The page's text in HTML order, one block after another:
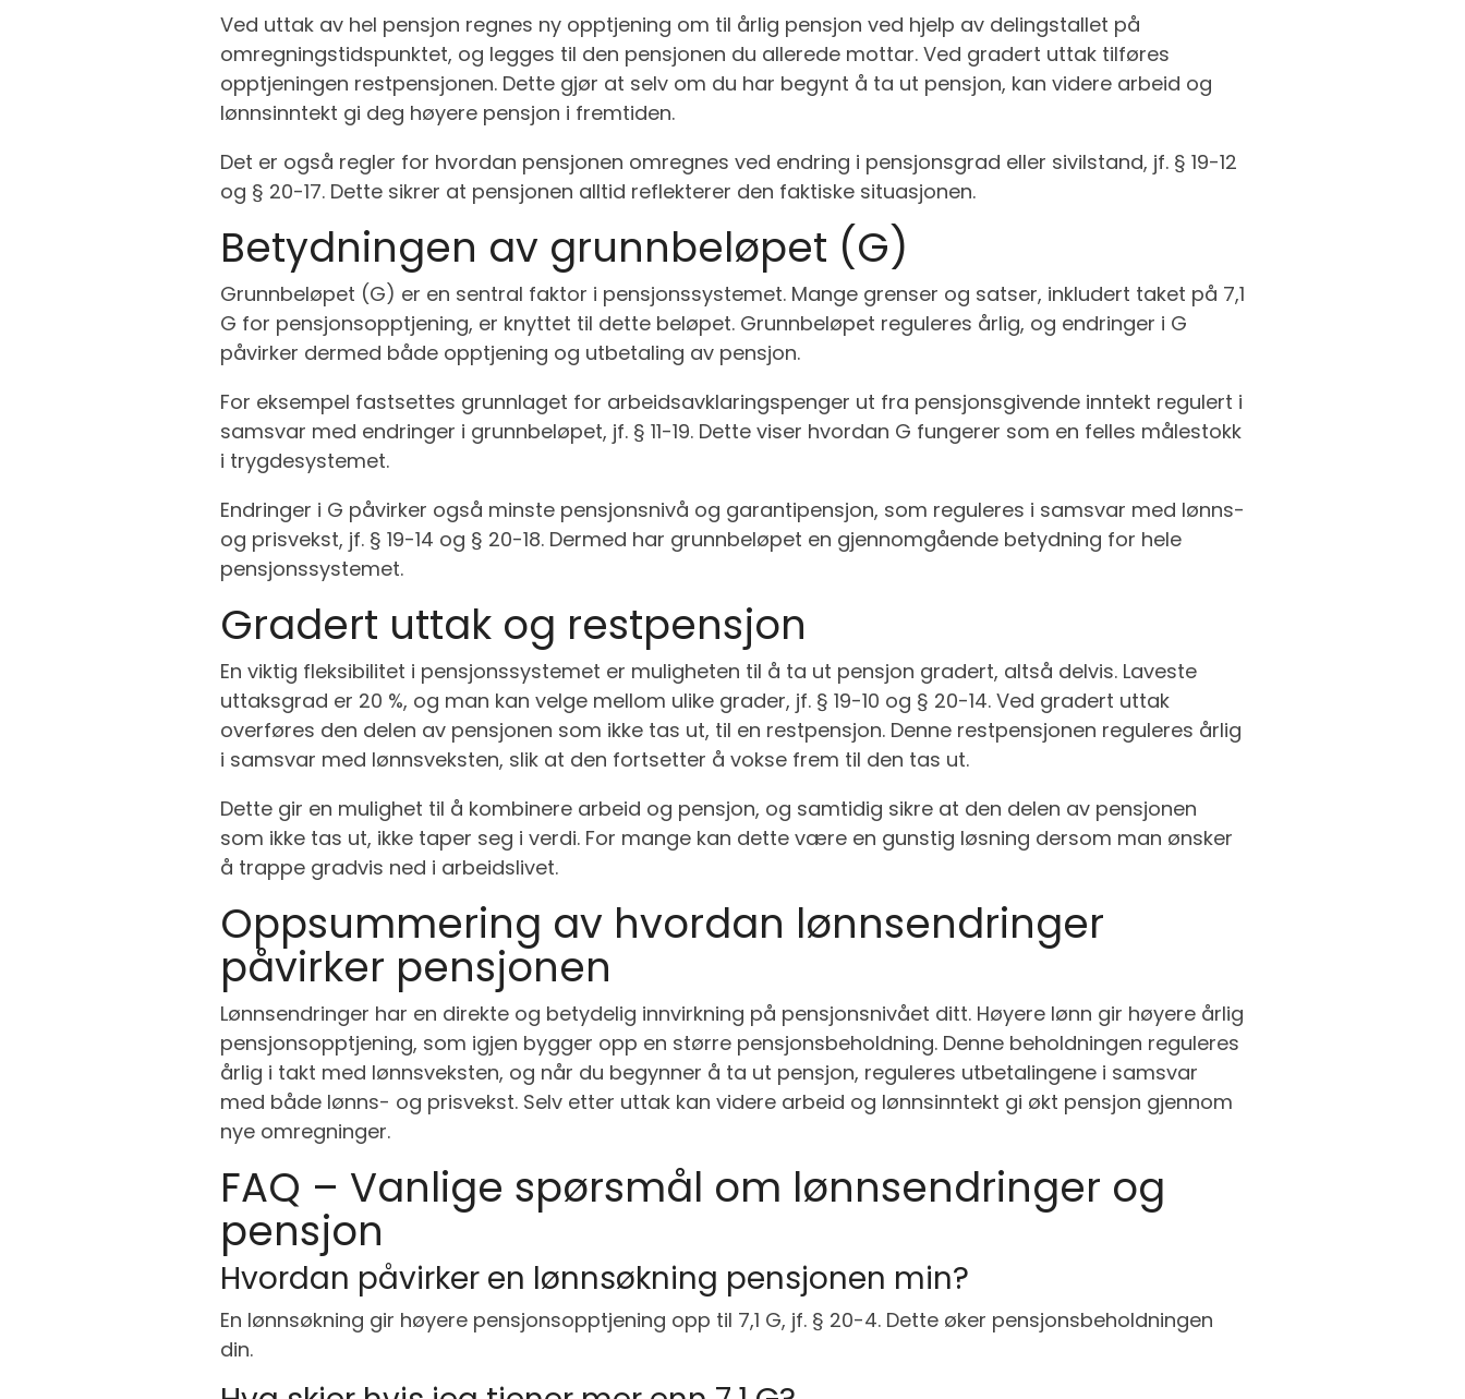
Ved uttak av hel pensjon regnes ny opptjening om til årlig pensjon ved hjelp av delingstallet på
omregningstidspunktet, og legges til den pensjonen du allerede mottar. Ved gradert uttak tilføres
opptjeningen restpensjonen. Dette gjør at selv om du har begynt å ta ut pensjon, kan videre arbeid og
lønnsinntekt gi deg høyere pensjon i fremtiden.
Det er også regler for hvordan pensjonen omregnes ved endring i pensjonsgrad eller sivilstand, jf. § 19-12
og § 20-17. Dette sikrer at pensjonen alltid reflekterer den faktiske situasjonen.
Betydningen av grunnbeløpet (G)
Grunnbeløpet (G) er en sentral faktor i pensjonssystemet. Mange grenser og satser, inkludert taket på 7,1
G for pensjonsopptjening, er knyttet til dette beløpet. Grunnbeløpet reguleres årlig, og endringer i G
påvirker dermed både opptjening og utbetaling av pensjon.
For eksempel fastsettes grunnlaget for arbeidsavklaringspenger ut fra pensjonsgivende inntekt regulert i
samsvar med endringer i grunnbeløpet, jf. § 11-19. Dette viser hvordan G fungerer som en felles målestokk
i trygdesystemet.
Endringer i G påvirker også minste pensjonsnivå og garantipensjon, som reguleres i samsvar med lønns-
og prisvekst, jf. § 19-14 og § 20-18. Dermed har grunnbeløpet en gjennomgående betydning for hele
pensjonssystemet.
Gradert uttak og restpensjon
En viktig fleksibilitet i pensjonssystemet er muligheten til å ta ut pensjon gradert, altså delvis. Laveste
uttaksgrad er 20 %, og man kan velge mellom ulike grader, jf. § 19-10 og § 20-14. Ved gradert uttak
overføres den delen av pensjonen som ikke tas ut, til en restpensjon. Denne restpensjonen reguleres årlig
i samsvar med lønnsveksten, slik at den fortsetter å vokse frem til den tas ut.
Dette gir en mulighet til å kombinere arbeid og pensjon, og samtidig sikre at den delen av pensjonen
som ikke tas ut, ikke taper seg i verdi. For mange kan dette være en gunstig løsning dersom man ønsker
å trappe gradvis ned i arbeidslivet.
Oppsummering av hvordan lønnsendringer
påvirker pensjonen
Lønnsendringer har en direkte og betydelig innvirkning på pensjonsnivået ditt. Høyere lønn gir høyere årlig
pensjonsopptjening, som igjen bygger opp en større pensjonsbeholdning. Denne beholdningen reguleres
årlig i takt med lønnsveksten, og når du begynner å ta ut pensjon, reguleres utbetalingene i samsvar
med både lønns- og prisvekst. Selv etter uttak kan videre arbeid og lønnsinntekt gi økt pensjon gjennom
nye omregninger.
FAQ – Vanlige spørsmål om lønnsendringer og
pensjon
Hvordan påvirker en lønnsøkning pensjonen min?
En lønnsøkning gir høyere pensjonsopptjening opp til 7,1 G, jf. § 20-4. Dette øker pensjonsbeholdningen
din.